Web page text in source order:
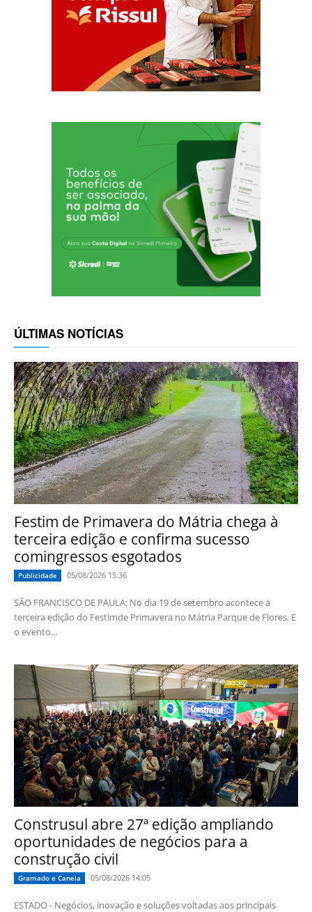
ÚLTIMAS NOTÍCIAS
Festim de Primavera do Mátria chega à
terceira edição e confirma sucesso
comingressos esgotados
Publicidade 05/08/2026 15:36
SÃO FRANCISCO DE PAULA: No dia 19 de setembro acontece a
terceira edição do Festimde Primavera no Mátria Parque de Flores. E
o evento...
Construsul abre 27ª edição ampliando
oportunidades de negócios para a
construção civil
Gramado e Canela 05/08/2026 14:05
ESTADO - Negócios, inovação e soluções voltadas aos principais